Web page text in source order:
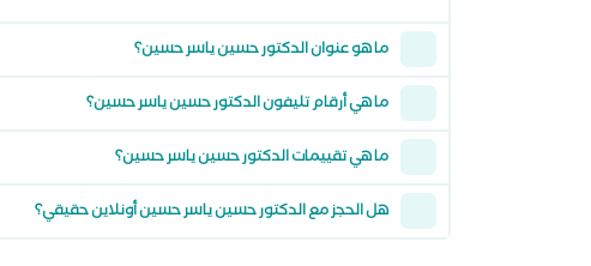
ما هو عنوان الدكتور حسين ياسر حسين؟
ما هي أرقام تليفون الدكتور حسين ياسر حسين؟
ما هي تقييمات الدكتور حسين ياسر حسين؟
هل الحجز مع الدكتور حسين ياسر حسين أونلاين حقيقي؟